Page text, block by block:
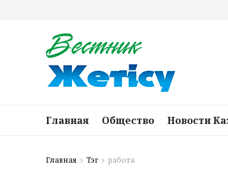
Главная Общество Новости
Главная Тэг работа